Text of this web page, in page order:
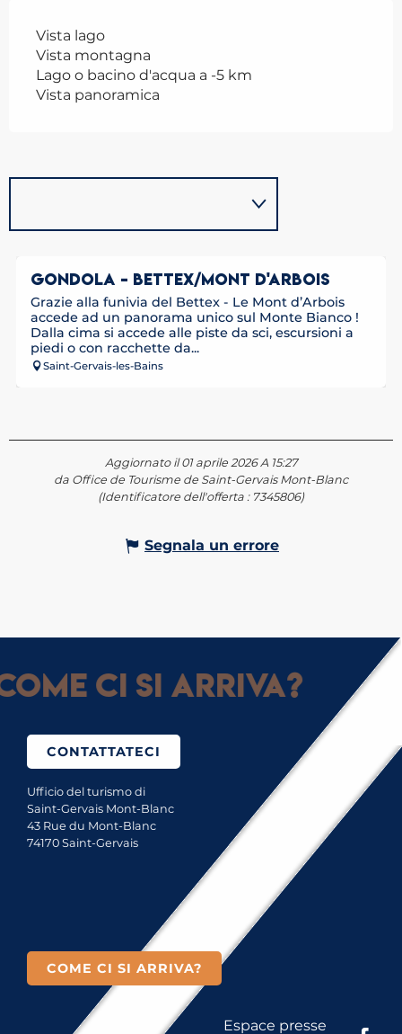
Vista lago
Vista montagna
Lago o bacino d'acqua a -5 km
Vista panoramica
GONDOLA - BETTEX/MONT D'ARBOIS
Grazie alla funivia del Bettex - Le Mont d’Arbois
accede ad un panorama unico sul Monte Bianco !
Dalla cima si accede alle piste da sci, escursioni a
piedi o con racchette da...
Saint-Gervais-les-Bains
Aggiornato il 01 aprile 2026 A 15:27
da Office de Tourisme de Saint-Gervais Mont-Blanc
(Identificatore dell'offerta : 7345806)
Segnala un errore
ci si arriva?
CONTATTATECI
Ufficio del turismo di
Saint-Gervais Mont-Blanc
43 Rue du Mont-Blanc
74170 Saint-Gervais
COME CI SI ARRIVA?
Espace presse